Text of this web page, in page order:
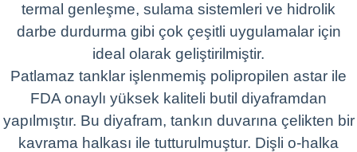
termal genleşme, sulama sistemleri ve hidrolik
darbe durdurma gibi çok çeşitli uygulamalar için
ideal olarak geliştirilmiştir.
Patlamaz tanklar işlenmemiş polipropilen astar ile
FDA onaylı yüksek kaliteli butil diyaframdan
yapılmıştır. Bu diyafram, tankın duvarına çelikten bir
kavrama halkası ile tutturulmuştur. Dişli o-halka